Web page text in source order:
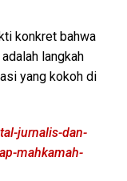
konkret bahwa
langkah
yang kokoh di
jurnalis-dan-
mahkamah-